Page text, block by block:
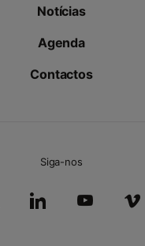
Notícias
Agenda
Contactos
Siga-nos